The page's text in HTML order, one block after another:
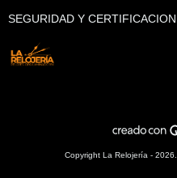
SEGURIDAD Y
Copyright La Relojería -